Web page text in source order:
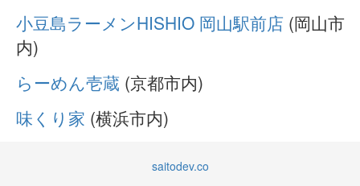
小豆島ラーメンHISHIO 岡山駅前店 (岡山市
内)
らーめん壱蔵 (京都市内)
味くり家 (横浜市内)
saitodev.co